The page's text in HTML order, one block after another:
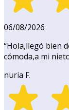
06/08/2026
“Hola,llegó bien
cómoda,a mi
nuria F.